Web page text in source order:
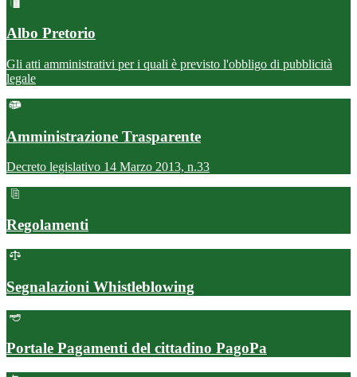
Albo Pretorio
Gli atti amministrativi per i quali è previsto l'obbligo di pubblicità
legale
Amministrazione Trasparente
Decreto legislativo 14 Marzo 2013, n.33
Regolamenti
Segnalazioni Whistleblowing
Portale Pagamenti del cittadino PagoPa